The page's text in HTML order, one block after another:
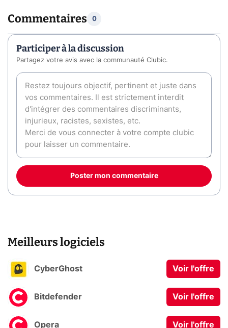
Commentaires 0
Participer à la discussion
Partagez votre avis avec la communauté Clubic.
Poster mon commentaire
Meilleurs logiciels
CyberGhost Voir l'offre
Bitdefender Voir l'offre
Opera Voir l'offre